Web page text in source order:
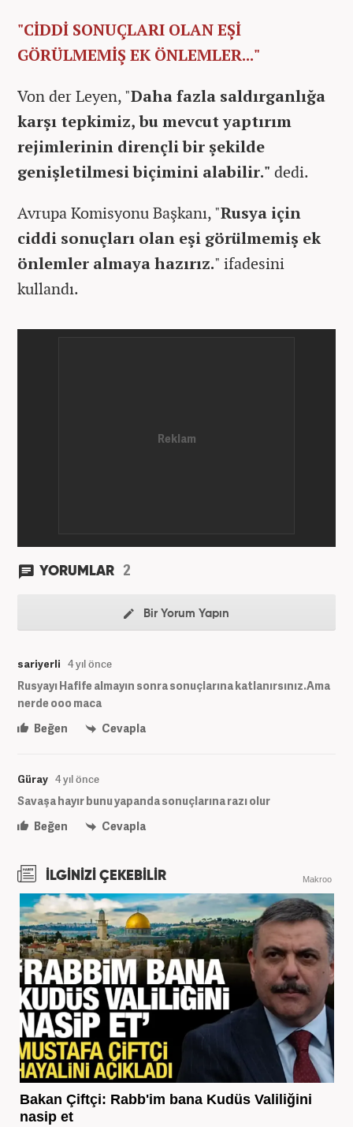
"CİDDİ SONUÇLARI OLAN EŞİ
GÖRÜLMEMİŞ EK ÖNLEMLER..."
Von der Leyen, "Daha fazla saldırganlığa
karşı tepkimiz, bu mevcut yaptırım
rejimlerinin dirençli bir şekilde
genişletilmesi biçimini alabilir." dedi.
Avrupa Komisyonu Başkanı, "Rusya için
ciddi sonuçları olan eşi görülmemiş ek
önlemler almaya hazırız." ifadesini
kullandı.
YORUMLAR 2
Bir Yorum Yapın
sariyerli 4 yıl önce
Rusyayı Hafife almayın sonra sonuçlarına katlanırsınız.Ama
nerde ooo maca
Beğen
Cevapla
Güray 4 yıl önce
Savaşa hayır bunu yapanda sonuçlarına razı olur
Beğen
Cevapla
İLGİNİZİ ÇEKEBİLİR Makroo
Bakan Çiftçi: Rabb'im bana Kudüs Valiliğini
nasip et